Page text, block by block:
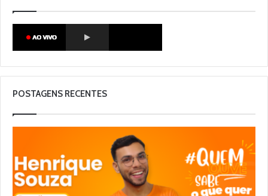
POSTAGENS RECENTES